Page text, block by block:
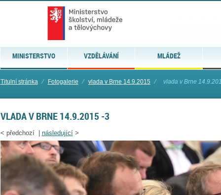
MINISTERSTVO VZDĚLÁVÁNÍ MLÁDEŽ
Titulní stránka ⁄ Fotogalerie ⁄ vlada v Brne 14.9.2015 ⁄ vlada v Brne
VLADA V BRNE 14.9.2015 -3
< předchozí | následující>